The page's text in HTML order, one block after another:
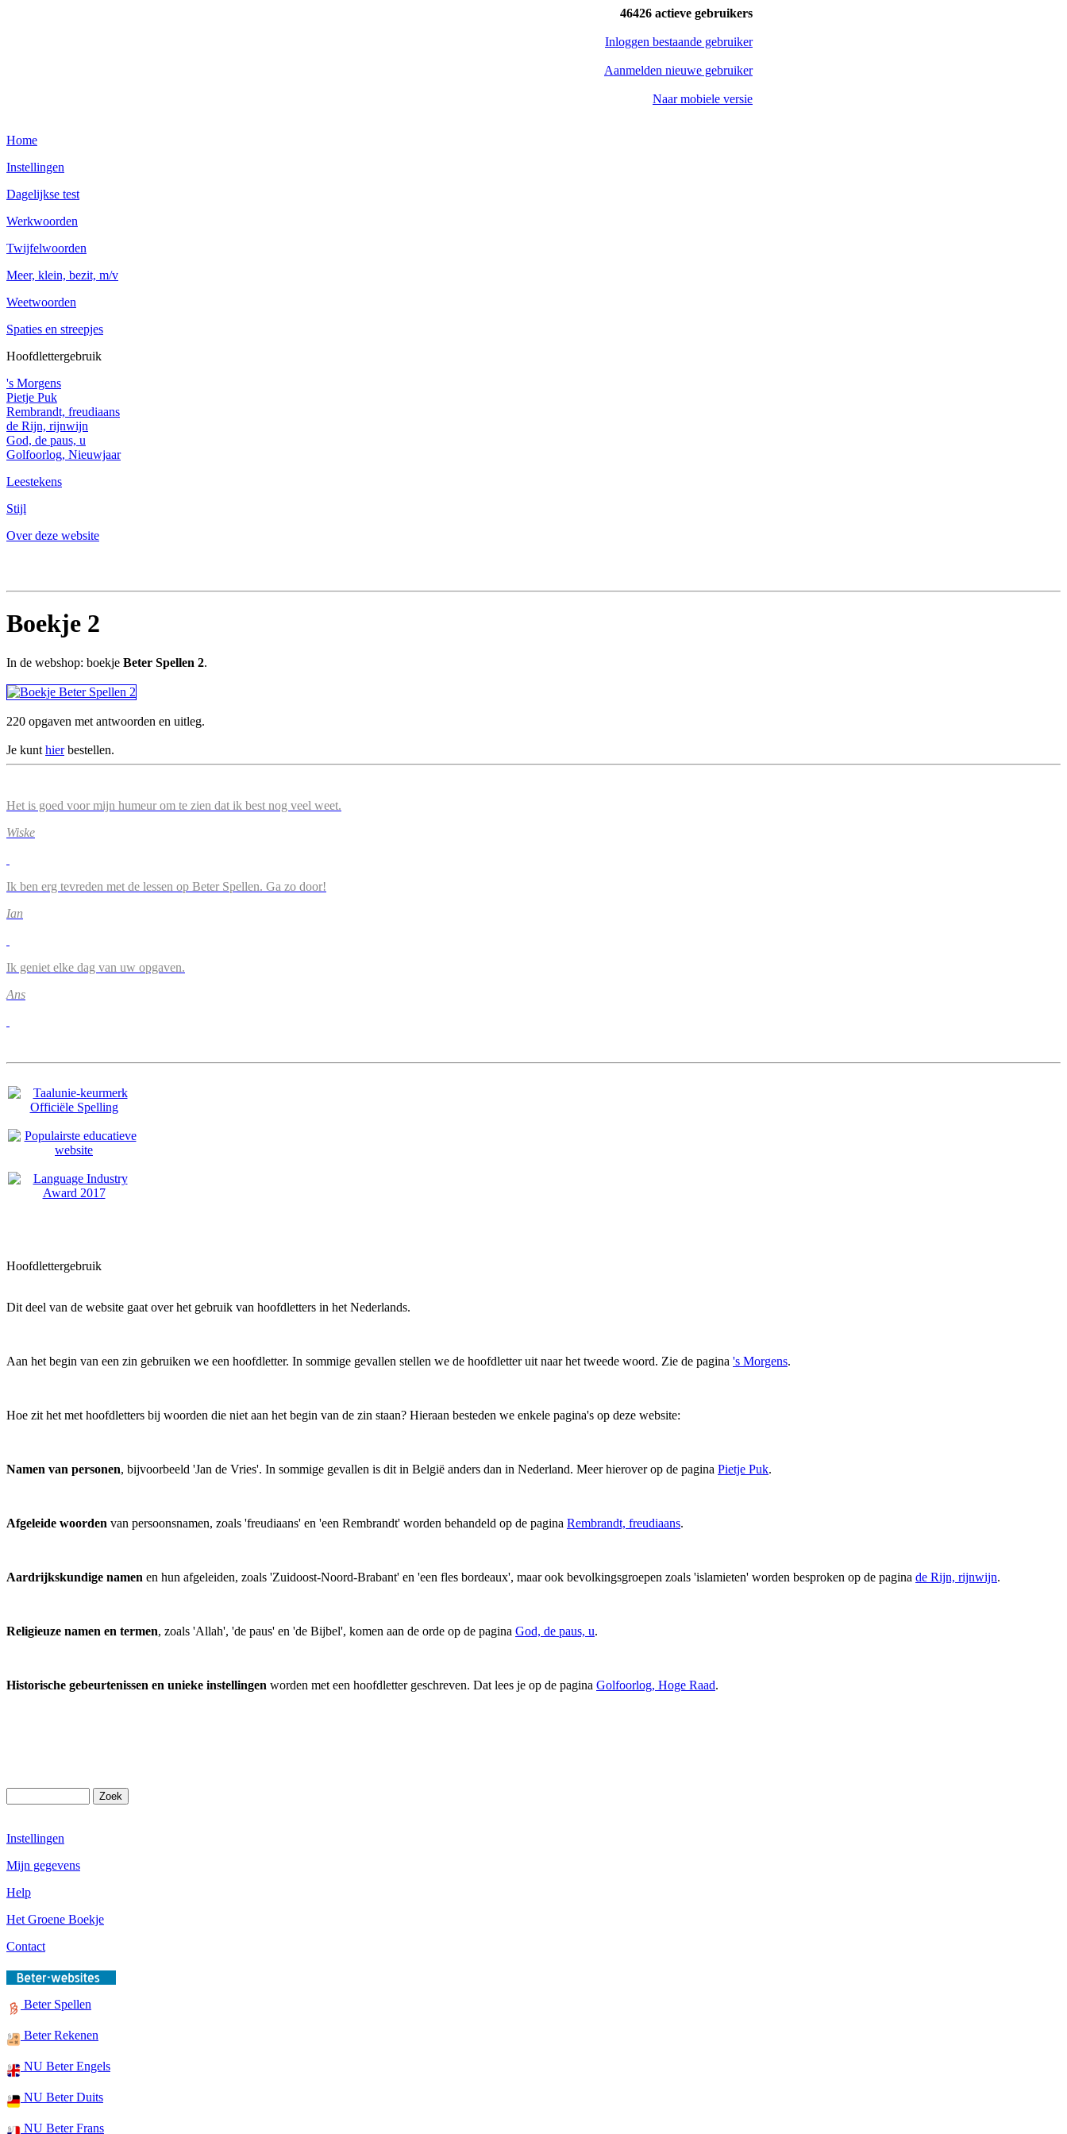
46426 actieve gebruikers
Inloggen bestaande gebruiker
Aanmelden nieuwe gebruiker
Naar mobiele versie
Home
Instellingen
Dagelijkse test
Werkwoorden
Twijfelwoorden
Meer, klein, bezit, m/v
Weetwoorden
Spaties en streepjes
Hoofdlettergebruik
's Morgens
Pietje Puk
Rembrandt, freudiaans
de Rijn, rijnwijn
God, de paus, u
Golfoorlog, Nieuwjaar
Leestekens
Stijl
Over deze website
Boekje 2
In de webshop: boekje Beter Spellen 2.
220 opgaven met antwoorden en uitleg.
Je kunt hierbestellen.
Het is goed voor mijn humeur om te zien dat ik best nog veel weet.
Wiske
Ik ben erg tevreden met de lessen op Beter Spellen. Ga zo door!
Ian
Ik geniet elke dag van uw opgaven.
Ans
Hoofdlettergebruik
Dit deel van de website gaat over het gebruik van hoofdletters in het Nederlands.
Aan het begin van een zin gebruiken we een hoofdletter. In sommige gevallen stellen we de hoofdletter uit naar het tweede woord. Zie de pagina 's Morgens.
Hoe zit het met hoofdletters bij woorden die niet aan het begin van de zin staan? Hieraan besteden we enkele pagina's op deze website:
Namen van personen, bijvoorbeeld 'Jan de Vries'. In sommige gevallen is dit in België anders dan in Nederland. Meer hierover op de pagina Pietje Puk.
Afgeleide woorden van persoonsnamen, zoals 'freudiaans' en 'een Rembrandt' worden behandeld op de pagina Rembrandt, freudiaans.
Aardrijkskundige namen en hun afgeleiden, zoals 'Zuidoost-Noord-Brabant' en 'een fles bordeaux', maar ook bevolkingsgroepen zoals 'islamieten' worden besproken op de pagina de Rijn, rijnwijn.
Religieuze namen en termen, zoals 'Allah', 'de paus' en 'de Bijbel', komen aan de orde op de pagina God, de paus, u.
Historische gebeurtenissen en unieke instellingen worden met een hoofdletter geschreven. Dat lees je op de pagina Golfoorlog, Hoge Raad.
Instellingen
Mijn gegevens
Help
Het Groene Boekje
Contact
Beter Spellen
Beter Rekenen
NU Beter Engels
NU Beter Duits
NU Beter Frans